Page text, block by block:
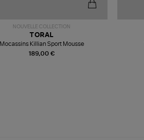
NOUVELLE COLLECTION
189,00 €
TORAL
Mocassins Killian Sport Mousse